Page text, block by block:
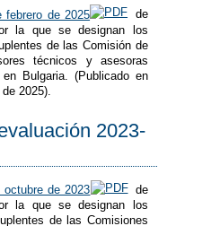
febrero de 2025
de
la que se designan los
de las Comisión de
técnicos y asesoras
Bulgaria. (Publicado en
2025).
2023-
octubre de 2023
de
la que se designan los
de las Comisiones